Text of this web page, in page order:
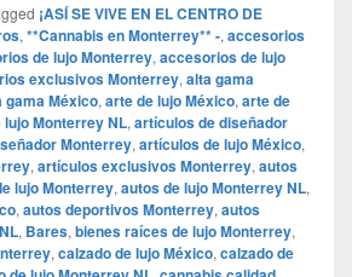
¡ASÍ SE VIVE EN EL CENTRO DE
, **Cannabis en Monterrey** -, accesorios
de lujo Monterrey, accesorios de lujo
exclusivos Monterrey, alta gama
gama México, arte de lujo México, arte de
lujo Monterrey NL, artículos de diseñador
Monterrey, artículos de lujo México,
, artículos exclusivos Monterrey, autos
lujo Monterrey, autos de lujo Monterrey NL,
, autos deportivos Monterrey, autos
, Bares, bienes raíces de lujo Monterrey,
, calzado de lujo México, calzado de